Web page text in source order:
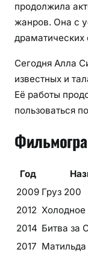
продолжила
жанров. Она с
драматических
Сегодня Алла
известных и
Её работы
пользоваться
Год
2009 Груз 200
2012 Холодное
2014 Битва за
2017 Матильда